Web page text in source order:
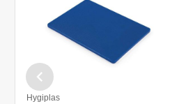
Hygiplas